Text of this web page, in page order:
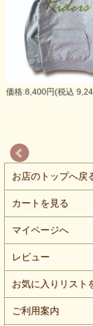
価格:8,400円(税込
お店のトップへ戻
カートを見る
マイページへ
レビュー
お気に入りリスト
ご利用案内